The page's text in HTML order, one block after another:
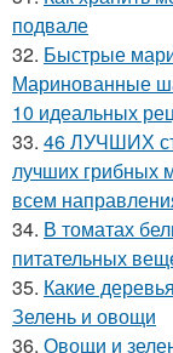
подвале
32. Быстрые
Маринованные
10 идеальных
33. 46 ЛУЧШИХ
лучших грибных
всем
34. В томатах
питательных
35. Какие
Зелень и овощи
36. Овощи и